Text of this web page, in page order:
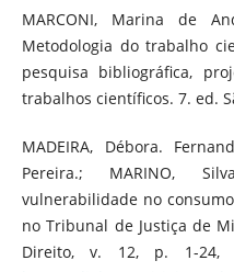
MARCONI, Marina de
Metodologia do trabalho
pesquisa bibliográfica,
trabalhos científicos. 7. ed.
MADEIRA, Débora.
Pereira.; MARINO,
vulnerabilidade no
no Tribunal de Justiça de
Direito, v. 12, p. 1-24,